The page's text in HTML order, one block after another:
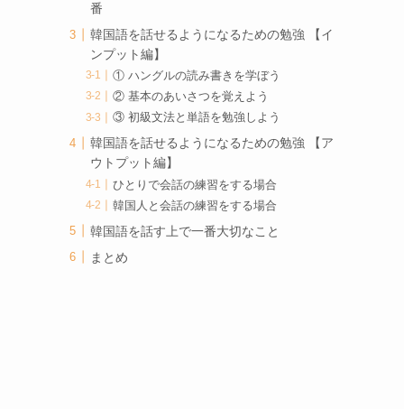
番
韓国語を話せるようになるための勉強 【イ
ンプット編】
① ハングルの読み書きを学ぼう
② 基本のあいさつを覚えよう
③ 初級文法と単語を勉強しよう
韓国語を話せるようになるための勉強 【ア
ウトプット編】
ひとりで会話の練習をする場合
韓国人と会話の練習をする場合
韓国語を話す上で一番大切なこと
まとめ